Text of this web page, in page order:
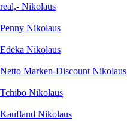
real,- Nikolaus
Penny Nikolaus
Edeka Nikolaus
Netto Marken-Discount Nikolaus
Tchibo Nikolaus
Kaufland Nikolaus